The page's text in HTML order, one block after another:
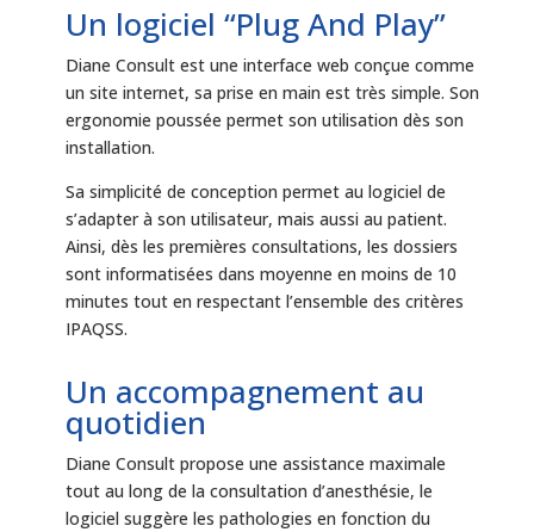
Un logiciel “Plug And Play”
Diane Consult est une interface web conçue comme
un site internet, sa prise en main est très simple. Son
ergonomie poussée permet son utilisation dès son
installation.
Sa simplicité de conception permet au logiciel de
s’adapter à son utilisateur, mais aussi au patient.
Ainsi, dès les premières consultations, les dossiers
sont informatisées dans moyenne en moins de 10
minutes tout en respectant l’ensemble des critères
IPAQSS.
Un accompagnement au
quotidien
Diane Consult propose une assistance maximale
tout au long de la consultation d’anesthésie, le
logiciel suggère les pathologies en fonction du